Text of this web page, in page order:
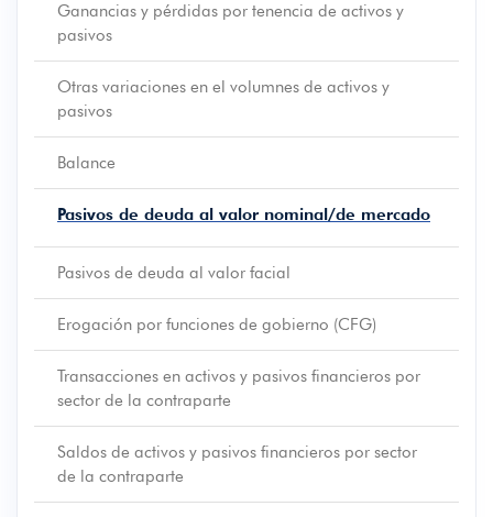
Ganancias y pérdidas por tenencia de activos y
pasivos
Otras variaciones en el volumnes de activos y
pasivos
Balance
Pasivos de deuda al valor nominal/de mercado
Pasivos de deuda al valor facial
Erogación por funciones de gobierno (CFG)
Transacciones en activos y pasivos financieros por
sector de la contraparte
Saldos de activos y pasivos financieros por sector
de la contraparte